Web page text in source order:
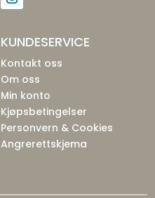
KUNDESERVICE
Kontakt oss
Om oss
Min konto
Kjøpsbetingelser
Personvern & Cookies
Angrerettskjema